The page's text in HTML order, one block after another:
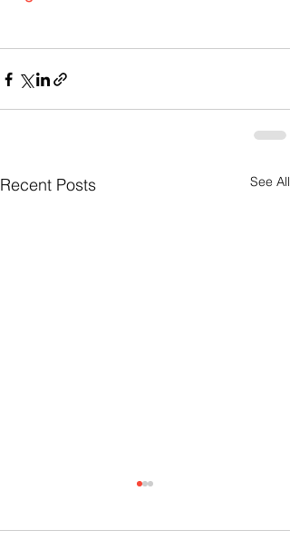
Recent Posts See All